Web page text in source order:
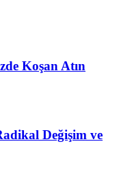
Koşan Atın
Değişim ve